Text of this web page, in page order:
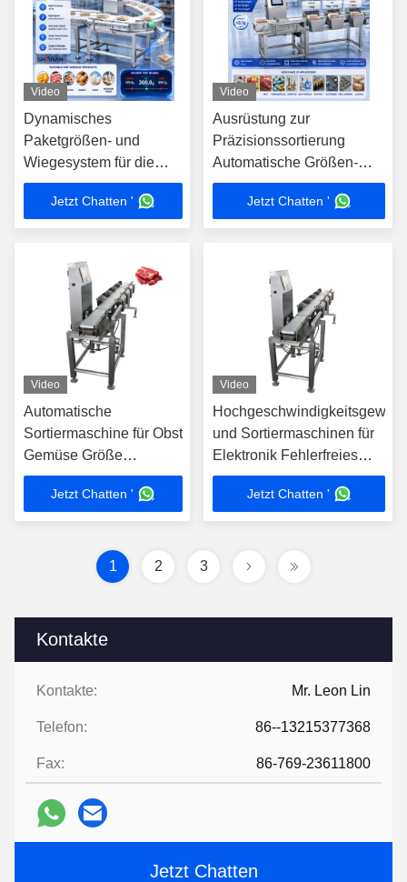
Kontakte
Kontakte: Mr. Leon Lin
Telefon: 86--13215377368
Fax: 86-769-23611800
Jetzt Chatten
Video
Dynamisches
Paketgrößen- und
Wiegesystem für die
Kuriersortierung
Jetzt Chatten '
Video
Ausrüstung zur
Präzisionssortierung
Automatische Größen-
und
Gewichtsklassifizierung für
Obst, Gemüse,
Jetzt Chatten '
Video
Automatische
Sortiermaschine für Obst
Gemüse Größe
Gewichtsklassifizierung
Lebensmittel Pharma
Chemische Industrie
Jetzt Chatten '
Video
und Sortiermaschinen für
Elektronik Fehlerfreies
Sortieren von frischen
Meeresfrüchten
Jetzt Chatten '
1 2 3